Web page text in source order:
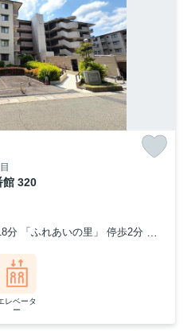
館 320
分 「ふれあいの里」 停歩2分
レベータ
ー